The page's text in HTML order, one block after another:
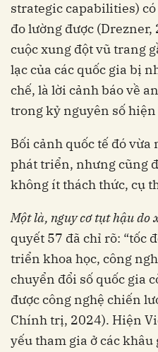
strategic capabilities)
đo lường được (Drezner,
cuộc xung đột vũ trang
lạc của các quốc gia bị
chế, là lời cảnh báo về
trong kỷ nguyên số hiện
Bối cảnh quốc tế đó
phát triển, nhưng cũng
không ít thách thức, cụ
Một là, nguy cơ tụt hậu do
quyết 57 đã chỉ rõ: “tốc
triển khoa học, công
chuyển đổi số quốc gia
được công nghệ chiến
Chính trị, 2024). Hiện
yếu tham gia ở các